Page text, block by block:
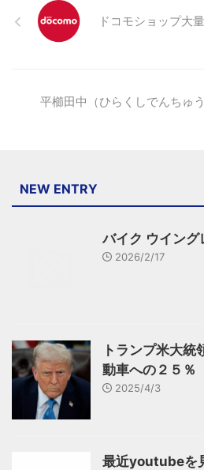
ドコモショップ大
平櫛田中（ひらくしでんちゅ
NEW ENTRY
バイク ウイング
2026/2/17
トランプ米大統
動車への２５％
2025/4/3
最近youtubeを